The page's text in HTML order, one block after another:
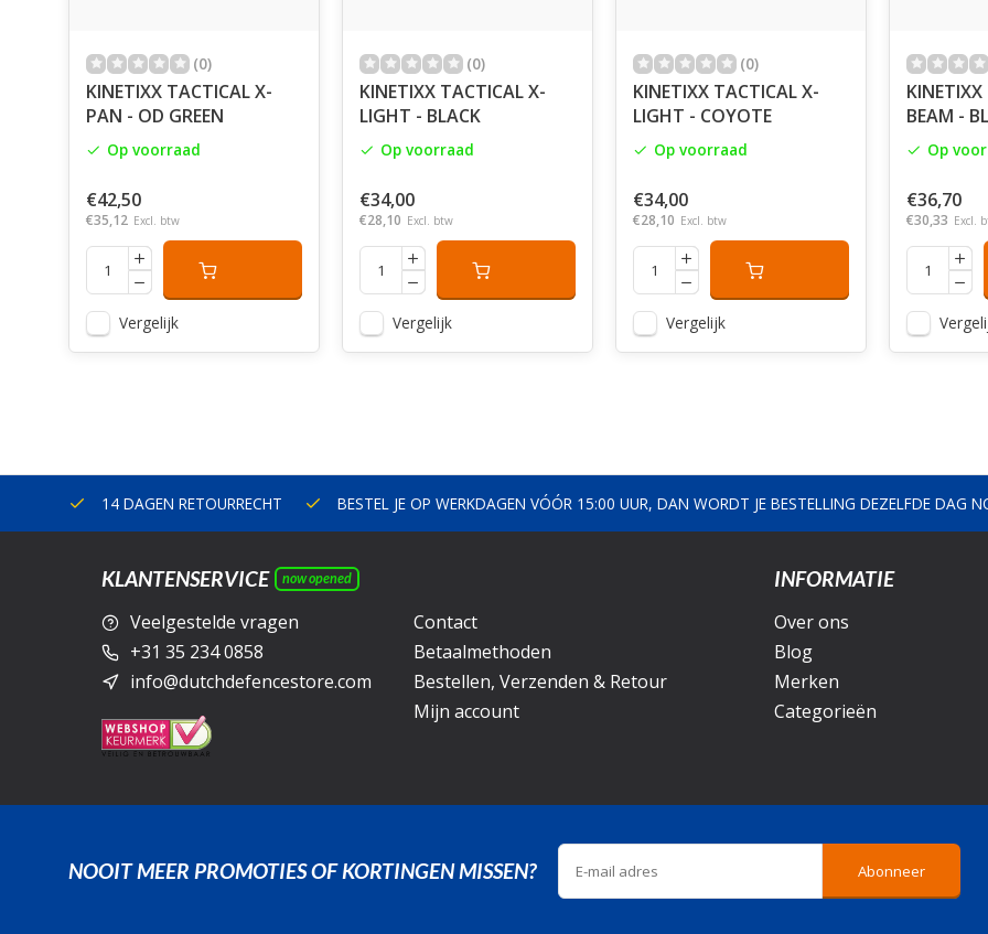
(0)
KINETIXX TACTICAL X-
PAN - OD GREEN
Op voorraad
€42,50
€35,12 Excl. btw
Vergelijk
(0)
KINETIXX TACTICAL X-
LIGHT - BLACK
Op voorraad
€34,00
€28,10 Excl. btw
Vergelijk
(0)
KINETIXX TACTICAL X-
LIGHT - COYOTE
Op voorraad
€34,00
€28,10 Excl. btw
Vergelijk
BEAM -
Op
€36,70
€30,33 Excl.
14 DAGEN RETOURRECHT BESTEL JE OP WERKDAGEN VÓÓR 15:00 UUR, DAN WORDT JE BESTELLING DEZELFDE DAG
KLANTENSERVICE now opened
Veelgestelde vragen
+31 35 234 0858
info@dutchdefencestore.com
Contact
Betaalmethoden
Bestellen, Verzenden & Retour
Mijn account
INFORMATIE
Over ons
Blog
Merken
Categorieën
NOOIT MEER PROMOTIES OF KORTINGEN MISSEN? Abonneer